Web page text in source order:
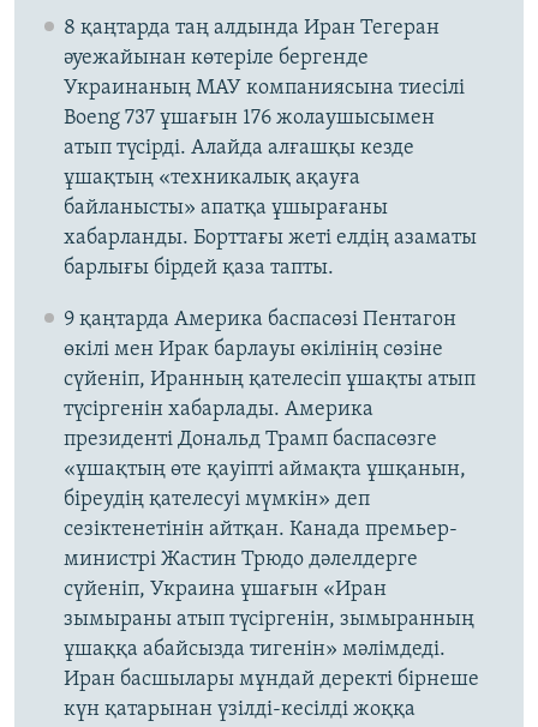
8 қаңтарда таң алдында Иран Тегеран
әуежайынан көтеріле бергенде
Украинаның МАУ компаниясына тиесілі
Boeng 737 ұшағын 176 жолаушысымен
атып түсірді. Алайда алғашқы кезде
ұшақтың «техникалық ақауға
байланысты» апатқа ұшырағаны
хабарланды. Борттағы жеті елдің азаматы
барлығы бірдей қаза тапты.
9 қаңтарда Америка баспасөзі Пентагон
өкілі мен Ирак барлауы өкілінің сөзіне
сүйеніп, Иранның қателесіп ұшақты атып
түсіргенін хабарлады. Америка
президенті Дональд Трамп баспасөзге
«ұшақтың өте қауіпті аймақта ұшқанын,
біреудің қателесуі мүмкін» деп
сезіктенетінін айтқан. Канада премьер-
министрі Жастин Трюдо дәлелдерге
сүйеніп, Украина ұшағын «Иран
зымыраны атып түсіргенін, зымыранның
ұшаққа абайсызда тигенін» мәлімдеді.
Иран басшылары мұндай деректі бірнеше
күн қатарынан үзілді-кесілді жоққа